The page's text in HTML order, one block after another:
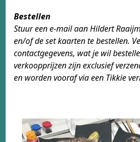
Bestellen
Stuur een e-mail aan Hildert
en/of de set kaarten te bestellen.
contactgegevens, wat je wil
verkoopprijzen zijn exclusief
en worden vooraf via een Tikkie